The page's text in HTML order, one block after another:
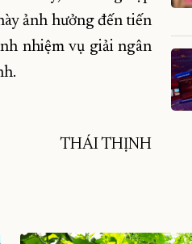
ảnh hưởng đến tiến
nhiệm vụ giải ngân
THÁI THỊNH